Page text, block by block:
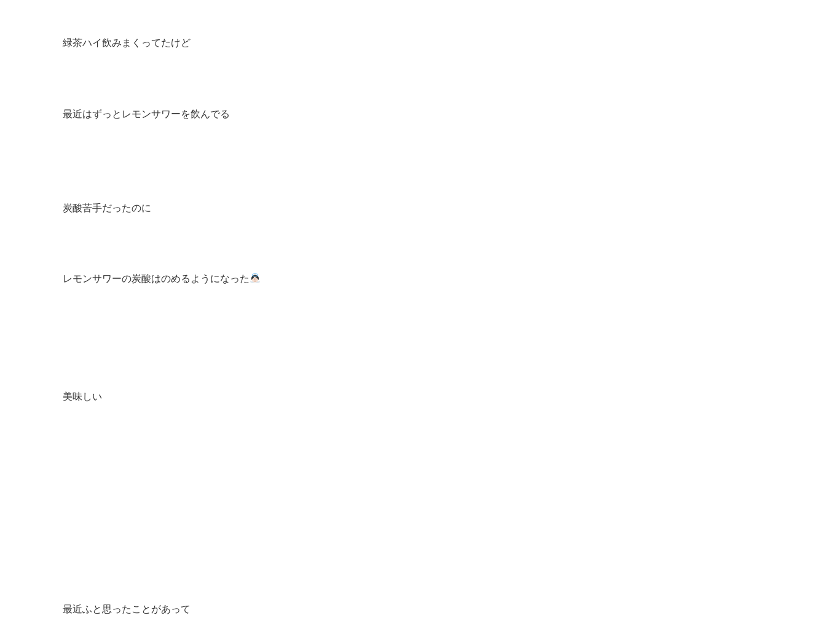
緑茶ハイ飲みまくってたけど
最近はずっとレモンサワーを飲んでる
炭酸苦手だったのに
レモンサワーの炭酸はのめるようになった
美味しい
最近ふと思ったことがあって